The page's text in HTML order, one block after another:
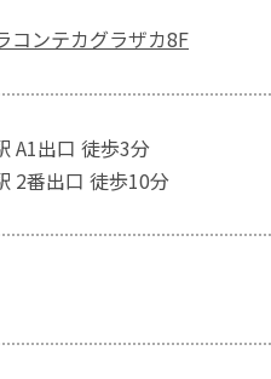
コンテカグラザカ8F
A1出口 徒歩3分
2番出口 徒歩10分